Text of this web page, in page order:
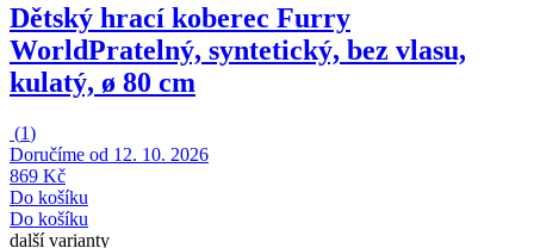
Dětský hrací koberec Furry
WorldPratelný, syntetický, bez vlasu,
kulatý, ø 80 cm
(1)
Doručíme od 12. 10. 2026
869 Kč
Do košíku
Do košíku
další varianty